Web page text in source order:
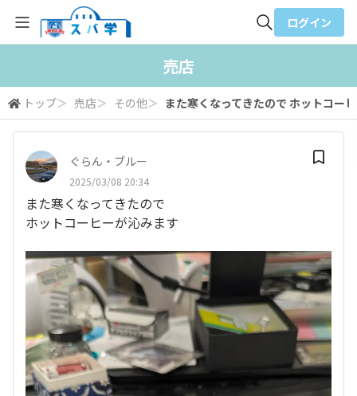
検索
ログイン
売店
トップ＞ 売店＞ その他＞ また寒くなってきたので ホットコー
ぐらん・ブルー
2025/03/08 20:34
また寒くなってきたので
ホットコーヒーが沁みます